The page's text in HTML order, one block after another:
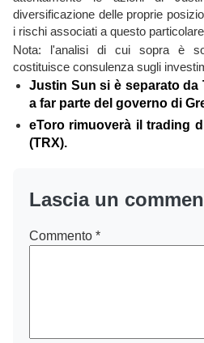
diversificazione delle proprie
i rischi associati a questo
Nota: l'analisi di cui sopra è
costituisce consulenza sugli
Justin Sun si è separato da
a far parte del governo di
eToro rimuoverà il trading
(TRX).
Lascia un
Commento *